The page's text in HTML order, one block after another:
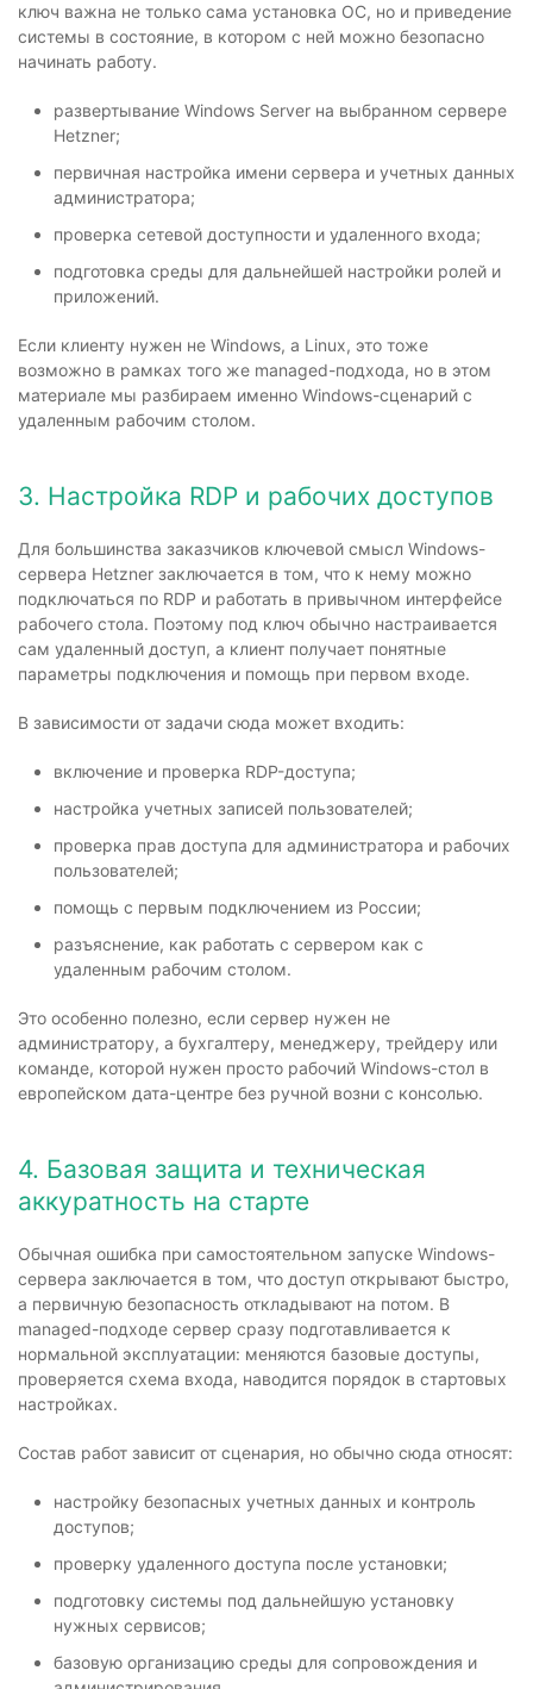
ключ важна не только сама установка ОС, но и приведение
системы в состояние, в котором с ней можно безопасно
начинать работу.
развертывание Windows Server на выбранном сервере
Hetzner;
первичная настройка имени сервера и учетных данных
администратора;
проверка сетевой доступности и удаленного входа;
подготовка среды для дальнейшей настройки ролей и
приложений.
Если клиенту нужен не Windows, а Linux, это тоже
возможно в рамках того же managed-подхода, но в этом
материале мы разбираем именно Windows-сценарий с
удаленным рабочим столом.
3. Настройка RDP и рабочих доступов
Для большинства заказчиков ключевой смысл Windows-
сервера Hetzner заключается в том, что к нему можно
подключаться по RDP и работать в привычном интерфейсе
рабочего стола. Поэтому под ключ обычно настраивается
сам удаленный доступ, а клиент получает понятные
параметры подключения и помощь при первом входе.
В зависимости от задачи сюда может входить:
включение и проверка RDP-доступа;
настройка учетных записей пользователей;
проверка прав доступа для администратора и рабочих
пользователей;
помощь с первым подключением из России;
разъяснение, как работать с сервером как с
удаленным рабочим столом.
Это особенно полезно, если сервер нужен не
администратору, а бухгалтеру, менеджеру, трейдеру или
команде, которой нужен просто рабочий Windows-стол в
европейском дата-центре без ручной возни с консолью.
4. Базовая защита и техническая
аккуратность на старте
Обычная ошибка при самостоятельном запуске Windows-
сервера заключается в том, что доступ открывают быстро,
а первичную безопасность откладывают на потом. В
managed-подходе сервер сразу подготавливается к
нормальной эксплуатации: меняются базовые доступы,
проверяется схема входа, наводится порядок в стартовых
настройках.
Состав работ зависит от сценария, но обычно сюда относят:
настройку безопасных учетных данных и контроль
доступов;
проверку удаленного доступа после установки;
подготовку системы под дальнейшую установку
нужных сервисов;
базовую организацию среды для сопровождения и